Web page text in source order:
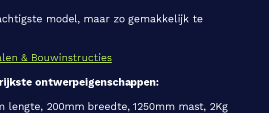
model, maar zo gemakkelijk te
& Bouwinstructies
ontwerpeigenschappen:
lengte, 200mm breedte, 1250mm mast, 2Kg